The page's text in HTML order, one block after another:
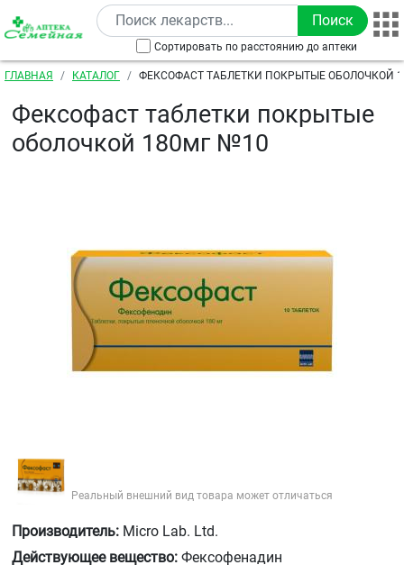
Перейти к основному содержанию
Сортировать по расстоянию до аптеки
Строка навигации
ГЛАВНАЯ КАТАЛОГ ФЕКСОФАСТ ТАБЛЕТКИ ПОКРЫТЫЕ ОБОЛОЧКОЙ
Фексофаст таблетки покрытые
оболочкой 180мг №10
Реальный внешний вид товара может отличаться
Производитель: Micro Lab. Ltd.
Действующее вещество: Фексофенадин